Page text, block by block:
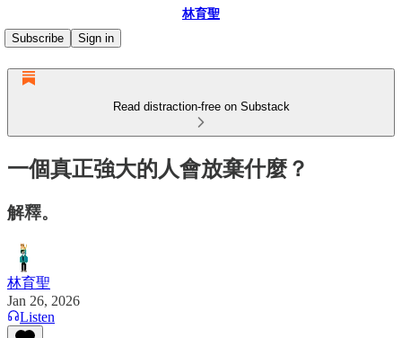
林育聖
Subscribe
Sign in
Read distraction-free on Substack
一個真正強大的人會放棄什麼？
解釋。
林育聖
Jan 26, 2026
Listen